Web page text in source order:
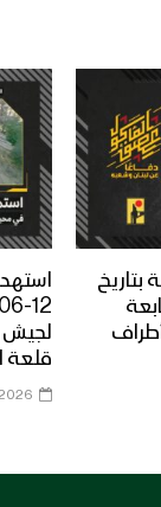
بتاريخ
لجيش
قلعة